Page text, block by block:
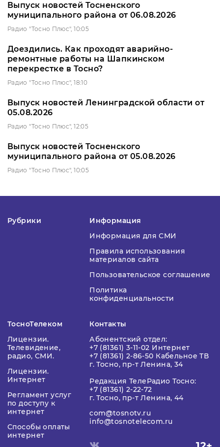
Выпуск новостей Тосненского
муниципального района от 06.08.2026
Радио "Тосно Плюс", 10:05
Доездились. Как проходят аварийно-
ремонтные работы на Шапкинском
перекрестке в Тосно?
Радио "Тосно Плюс", 18:10
Выпуск новостей Ленинградской области от
05.08.2026
Радио "Тосно Плюс", 12:05
Выпуск новостей Тосненского
муниципального района от 05.08.2026
Радио "Тосно Плюс", 10:05
Рубрики
Информация
Информация для СМИ
Правила использования
материалов сайта
Пользовательское соглашение
Политика
конфиденциальности
ТосноТелеком
Лицензии.
Телевидение,
радио, СМИ.
Лицензии.
Интернет
Регламент услуг
по доступу к
интернет
Способы оплаты
интернет
Контакты
Абонентский отдел:
+7 (81361) 3-11-02 Интернет
+7 (81361) 2-86-50 Кабельное ТВ
г. Тосно, пр-т Ленина, 34
Редакция ТелеРадио Тосно:
+7 (81361) 2-22-72
г. Тосно, пр-т Ленина, 44
com@tosnotv.ru
info@tosnotelecom.ru